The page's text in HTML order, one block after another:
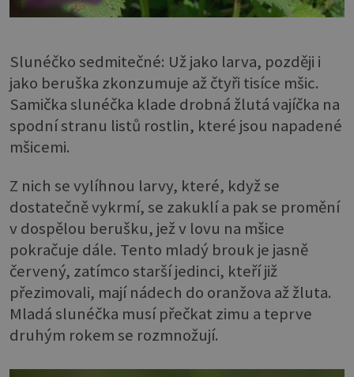
Slunéčko sedmitečné: Už jako larva, později i
jako beruška zkonzumuje až čtyři tisíce mšic.
Samička slunéčka klade drobná žlutá vajíčka na
spodní stranu listů rostlin, které jsou napadené
mšicemi.
Z nich se vylíhnou larvy, které, když se
dostatečně vykrmí, se zakuklí a pak se promění
v dospělou berušku, jež v lovu na mšice
pokračuje dále. Tento mladý brouk je jasně
červený, zatímco starší jedinci, kteří již
přezimovali, mají nádech do oranžova až žluta.
Mladá slunéčka musí přečkat zimu a teprve
druhým rokem se rozmnožují.